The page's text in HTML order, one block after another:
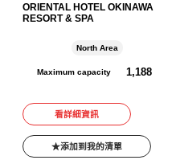
ORIENTAL HOTEL OKINAWA
RESORT & SPA
North Area
Maximum capacity 1,188
看詳細資訊
添加到我的清單